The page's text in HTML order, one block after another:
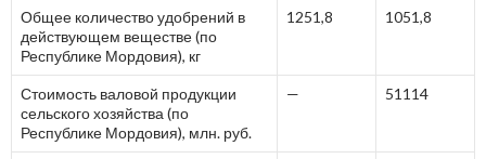
Общее количество удобрений в
действующем веществе (по
Республике Мордовия), кг
1251,8 1051,8
Стоимость валовой продукции
сельского хозяйства (по
Республике Мордовия), млн. руб.
— 51114